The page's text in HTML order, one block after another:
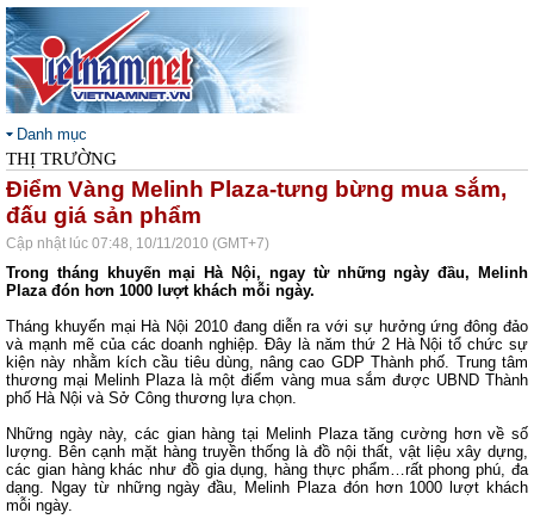
Danh mục
THỊ TRƯỜNG
Điểm Vàng Melinh Plaza-tưng bừng mua sắm,
đấu giá sản phẩm
Cập nhật lúc 07:48, 10/11/2010 (GMT+7)
Trong tháng khuyến mại Hà Nội, ngay từ những ngày đầu, Melinh
Plaza đón hơn 1000 lượt khách mỗi ngày.
Tháng khuyến mại Hà Nội 2010 đang diễn ra với sự hưởng ứng đông đảo
và mạnh mẽ của các doanh nghiệp. Đây là năm thứ 2 Hà Nội tổ chức sự
kiện này nhằm kích cầu tiêu dùng, nâng cao GDP Thành phố. Trung tâm
thương mại Melinh Plaza là một điểm vàng mua sắm được UBND Thành
phố Hà Nội và Sở Công thương lựa chọn.
Những ngày này, các gian hàng tại Melinh Plaza tăng cường hơn về số
lượng. Bên cạnh mặt hàng truyền thống là đồ nội thất, vật liệu xây dựng,
các gian hàng khác như đồ gia dụng, hàng thực phẩm…rất phong phú, đa
dạng. Ngay từ những ngày đầu, Melinh Plaza đón hơn 1000 lượt khách
mỗi ngày.